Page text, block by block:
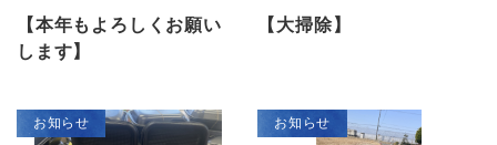
【本年もよろしくお願い
します】
【大掃除】
お知らせ お知らせ